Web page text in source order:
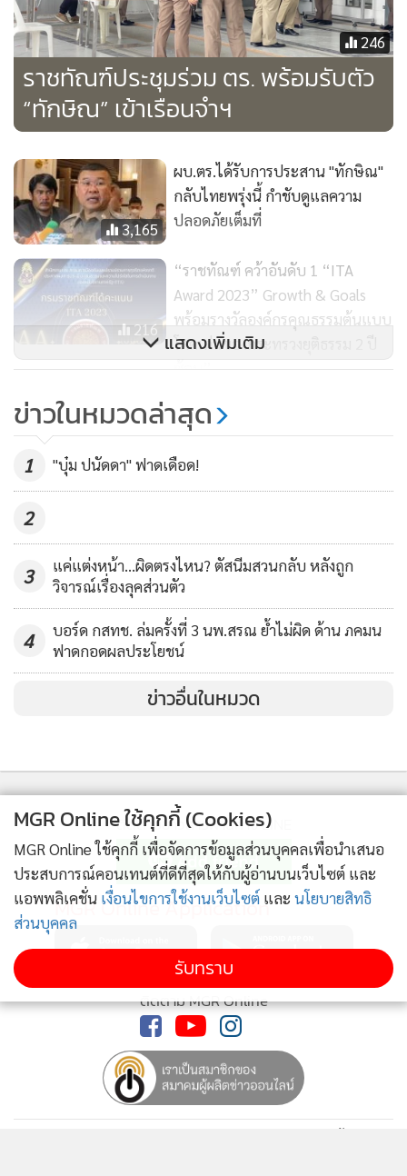
246
ราชทัณฑ์ประชุมร่วม ตร. พร้อมรับตัว
“ทักษิณ” เข้าเรือนจำฯ
3,165
ผบ.ตร.ได้รับการประสาน "ทักษิณ"
กลับไทยพรุ่งนี้ กำชับดูแลความ
ปลอดภัยเต็มที่
216
“ราชทัณฑ์ คว้าอันดับ 1 “ITA
Award 2023” Growth & Goals
พร้อมรางวัลองค์กรคุณธรรมต้นแบบ
โดดเด่นของกระทรวงยุติธรรม 2 ปี
ซ้อน”
7,347
“วิษณุ” กางขั้นตอนรับ “แม้ว” เข้า
เรือนจำ ลุ้นขอพระราขทานอภัยโทษ
เฉพาะตัว หากไม่ได้ต้องติดคุกรอ 2
แสดงเพิ่มเติม
ข่าวในหมวดล่าสุด
1 "บุ๋ม ปนัดดา" ฟาดเดือด!
2
3
แค่แต่งหน้า...ผิดตรงไหน? ตัสนีมสวนกลับ หลังถูก
วิจารณ์เรื่องลุคส่วนตัว
4
บอร์ด กสทช. ล่มครั้งที่ 3 นพ.สรณ ย้ำไม่ผิด ด้าน ภคมน
ฟาดกอดผลประโยชน์
ข่าวอื่นในหมวด
ติดตามข่าวสารผ่านทาง LINE
MGR Online Application
ติดตาม MGR Online
MGR Online ใช้คุกกี้ (Cookies)
MGR Online ใช้คุกกี้ เพื่อจัดการข้อมูลส่วนบุคคลเพื่อนำเสนอ
ประสบการณ์คอนเทนต์ที่ดีที่สุดให้กับผู้อ่านบนเว็บไซต์ และ
แอพพลิเคชั่น เงื่อนไขการใช้งานเว็บไซต์ และ นโยบายสิทธิ
ส่วนบุคคล
รับทราบ